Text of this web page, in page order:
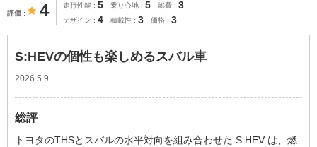
評価 4 走行性能 5 乗り心地 5 燃費 3
デザイン 4 積載性 3 価格 3
S:HEVの個性も楽しめるスバル車
2026.5.9
総評
トヨタのTHSとスバルの水平対向を組み合わせた S:HEV は、燃